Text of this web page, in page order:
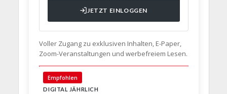
JETZT EINLOGGEN
Voller Zugang zu exklusiven Inhalten, E-Paper,
Zoom-Veranstaltungen und werbefreiem Lesen.
Empfohlen
DIGITAL JÄHRLICH